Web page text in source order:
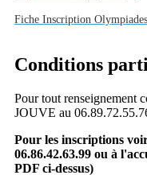
Fiche Inscription Olympiades
Conditions
Pour tout renseignement
JOUVE au
Pour les inscriptions
06.86.42.63.99 ou à
PDF ci-dessus)